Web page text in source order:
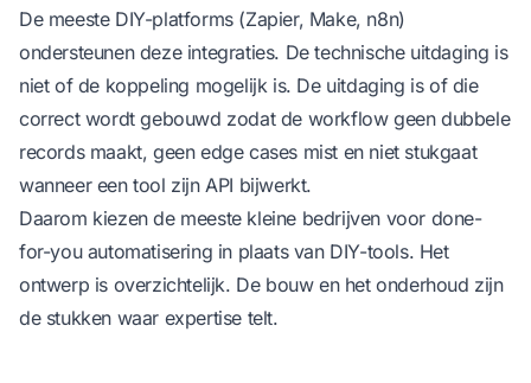
De meeste DIY-platforms (Zapier, Make, n8n)
ondersteunen deze integraties. De technische uitdaging is
niet of de koppeling mogelijk is. De uitdaging is of die
correct wordt gebouwd zodat de workflow geen dubbele
records maakt, geen edge cases mist en niet stukgaat
wanneer een tool zijn API bijwerkt.
Daarom kiezen de meeste kleine bedrijven voor done-
for-you automatisering in plaats van DIY-tools. Het
ontwerp is overzichtelijk. De bouw en het onderhoud zijn
de stukken waar expertise telt.